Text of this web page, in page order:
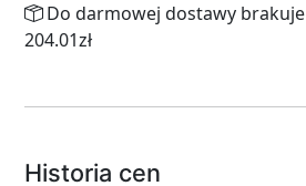
Do darmowej dostawy brakuje
204.01zł
Historia cen